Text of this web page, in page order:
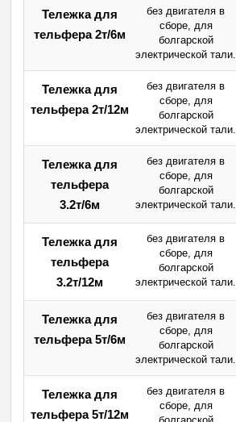
Тележка для
тельфера 2т/6м
без двигателя в
сборе, для
болгарской
электрической тали.
Тележка для
тельфера 2т/12м
без двигателя в
сборе, для
болгарской
электрической тали.
Тележка для
тельфера
3.2т/6м
без двигателя в
сборе, для
болгарской
электрической тали.
Тележка для
тельфера
3.2т/12м
без двигателя в
сборе, для
болгарской
электрической тали.
Тележка для
тельфера 5т/6м
без двигателя в
сборе, для
болгарской
электрической тали.
Тележка для
тельфера 5т/12м
без двигателя в
сборе, для